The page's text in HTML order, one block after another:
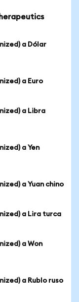
a Dólar
a Euro
a Libra
a Yen
a Yuan chino
a Lira turca
a Won
a Rublo ruso